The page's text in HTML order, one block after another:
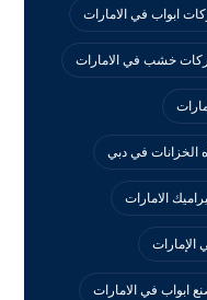
ابواب في الامارات
خشب في الامارات
الخزانات في دبي
الامارات
الإمارات
ابواب في الامارات